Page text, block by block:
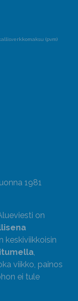
(pvm)
1981
on
keskiviikkoisin
,
viikko, painos
ei tule